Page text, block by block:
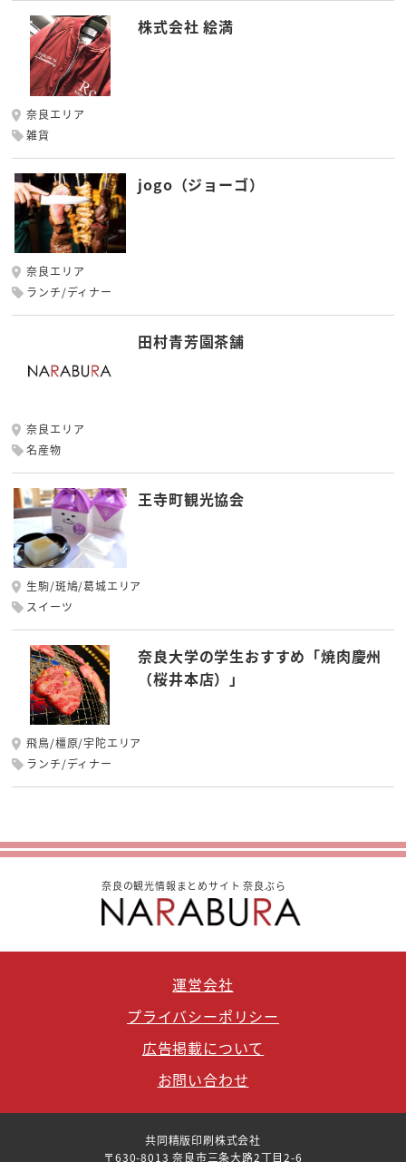
株式会社 絵満
奈良エリア
雑貨
jogo（ジョーゴ）
奈良エリア
ランチ/ディナー
田村青芳園茶舗
奈良エリア
名産物
王寺町観光協会
生駒/斑鳩/葛城エリア
スイーツ
奈良大学の学生おすすめ「焼肉慶州
（桜井本店）」
飛鳥/橿原/宇陀エリア
ランチ/ディナー
奈良の観光情報まとめサイト 奈良ぶら
運営会社
プライバシーポリシー
広告掲載について
お問い合わせ
共同精版印刷株式会社
〒630-8013 奈良市三条大路2丁目2-6